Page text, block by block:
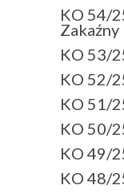
KO 54/
Zakaźny
KO 53/
KO 52/
KO 51/
KO 50/
KO 49/
KO 48/